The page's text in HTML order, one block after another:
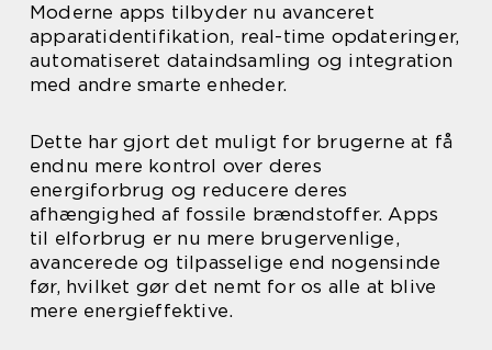
Moderne apps tilbyder nu avanceret
apparatidentifikation, real-time opdateringer,
automatiseret dataindsamling og integration
med andre smarte enheder.
Dette har gjort det muligt for brugerne at få
endnu mere kontrol over deres
energiforbrug og reducere deres
afhængighed af fossile brændstoffer. Apps
til elforbrug er nu mere brugervenlige,
avancerede og tilpasselige end nogensinde
før, hvilket gør det nemt for os alle at blive
mere energieffektive.